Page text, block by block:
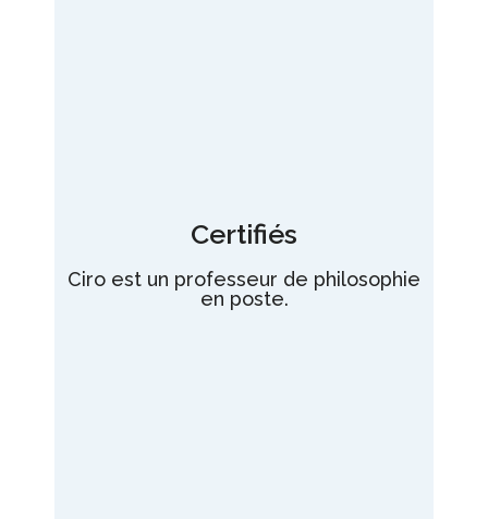
Certifiés
Ciro est un professeur de philosophie
en poste.